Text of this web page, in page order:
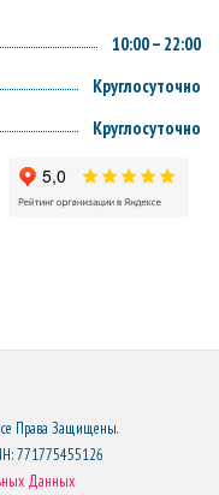
10:00 – 22:00
Круглосуточно
Круглосуточно
Права Защищены.
771775455126
Данных